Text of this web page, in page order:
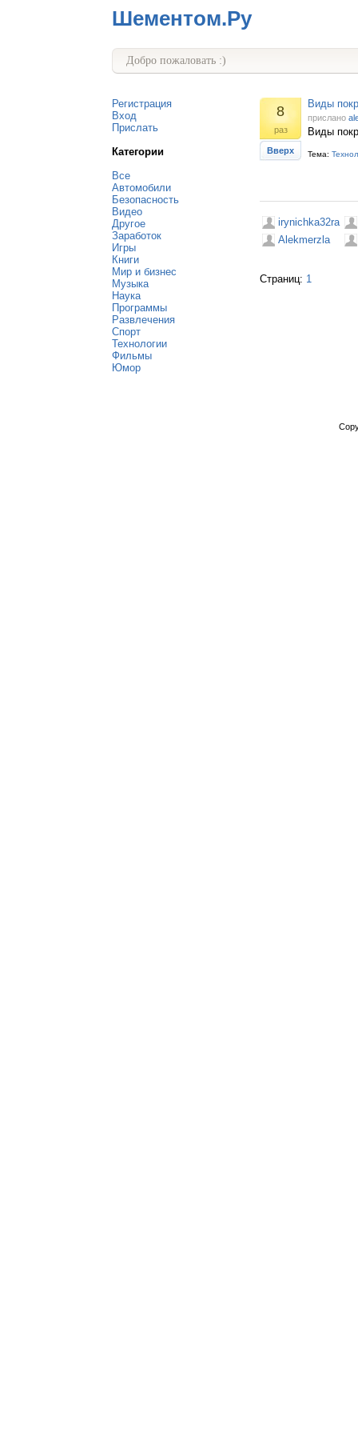
Шементом.Ру
Добро пожаловать :)
Регистрация
Вход
Прислать
Категории
Все
Автомобили
Безопасность
Видео
Другое
Заработок
Игры
Книги
Мир и бизнес
Музыка
Наука
Программы
Развлечения
Спорт
Технологии
Фильмы
Юмор
8
раз
Вверх
Виды
прислано
Виды
Тема:
irynichka32ra
Alekmerzla
Страниц: 1